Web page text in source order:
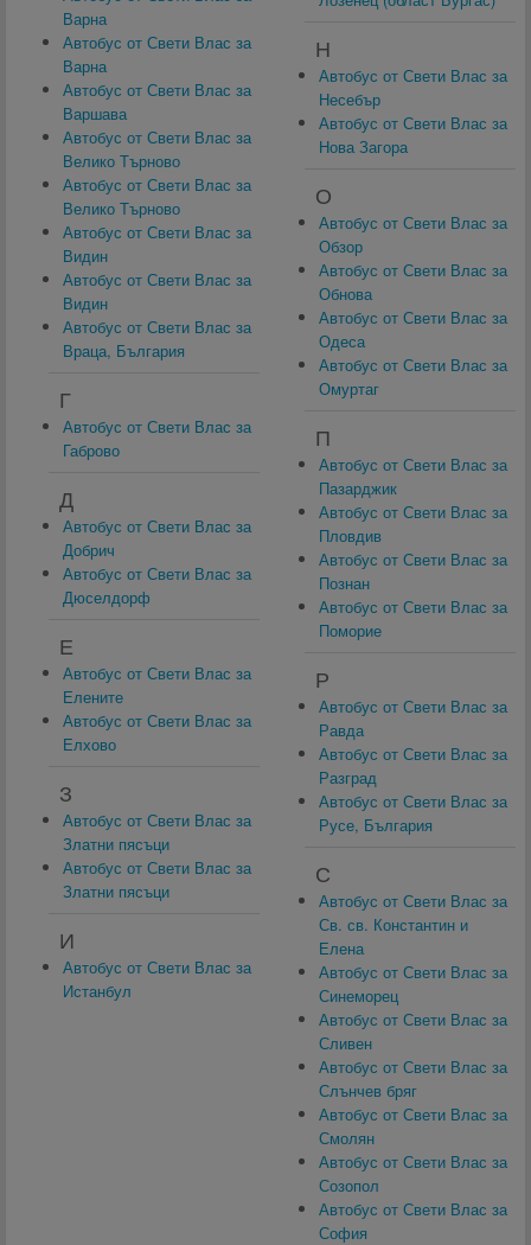
Варна
Автобус от Свети Влас за
Варна
Автобус от Свети Влас за
Варшава
Автобус от Свети Влас за
Велико Търново
Автобус от Свети Влас за
Велико Търново
Автобус от Свети Влас за
Видин
Автобус от Свети Влас за
Видин
Автобус от Свети Влас за
Враца, България
Г
Автобус от Свети Влас за
Габрово
Д
Автобус от Свети Влас за
Добрич
Автобус от Свети Влас за
Дюселдорф
Е
Автобус от Свети Влас за
Елените
Автобус от Свети Влас за
Елхово
З
Автобус от Свети Влас за
Златни пясъци
Автобус от Свети Влас за
Златни пясъци
И
Автобус от Свети Влас за
Истанбул
Н
Автобус от Свети Влас за
Несебър
Автобус от Свети Влас за
Нова Загора
О
Автобус от Свети Влас за
Обзор
Автобус от Свети Влас за
Обнова
Автобус от Свети Влас за
Одеса
Автобус от Свети Влас за
Омуртаг
П
Автобус от Свети Влас за
Пазарджик
Автобус от Свети Влас за
Пловдив
Автобус от Свети Влас за
Познан
Автобус от Свети Влас за
Поморие
Р
Автобус от Свети Влас за
Равда
Автобус от Свети Влас за
Разград
Автобус от Свети Влас за
Русе, България
С
Автобус от Свети Влас за
Св. св. Константин и
Елена
Автобус от Свети Влас за
Синеморец
Автобус от Свети Влас за
Сливен
Автобус от Свети Влас за
Слънчев бряг
Автобус от Свети Влас за
Смолян
Автобус от Свети Влас за
Созопол
Автобус от Свети Влас за
София